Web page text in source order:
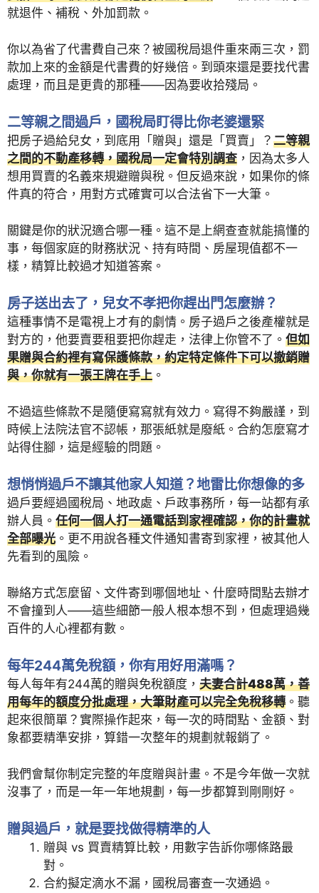
就退件、補稅、外加罰款。
你以為省了代書費自己來？被國稅局退件重來兩三次，罰
款加上來的金額是代書費的好幾倍。到頭來還是要找代書
處理，而且是更貴的那種——因為要收拾殘局。
二等親之間過戶，國稅局盯得比你老婆還緊
把房子過給兒女，到底用「贈與」還是「買賣」？ 二等親
之間的不動產移轉，國稅局一定會特別調查 ，因為太多人
想用買賣的名義來規避贈與稅。但反過來說，如果你的條
件真的符合，用對方式確實可以合法省下一大筆。
關鍵是你的狀況適合哪一種。這不是上網查查就能搞懂的
事，每個家庭的財務狀況、持有時間、房屋現值都不一
樣，精算比較過才知道答案。
房子送出去了，兒女不孝把你趕出門怎麼辦？
這種事情不是電視上才有的劇情。房子過戶之後產權就是
對方的，他要賣要租要把你趕走，法律上你管不了。 但如
果贈與合約裡有寫保護條款，約定特定條件下可以撤銷贈
與，你就有一張王牌在手上 。
不過這些條款不是隨便寫寫就有效力。寫得不夠嚴謹，到
時候上法院法官不認帳，那張紙就是廢紙。合約怎麼寫才
站得住腳，這是經驗的問題。
想悄悄過戶不讓其他家人知道？地雷比你想像的多
過戶要經過國稅局、地政處、戶政事務所，每一站都有承
辦人員。 任何一個人打一通電話到家裡確認，你的計畫就
全部曝光 。更不用說各種文件通知書寄到家裡，被其他人
先看到的風險。
聯絡方式怎麼留、文件寄到哪個地址、什麼時間點去辦才
不會撞到人——這些細節一般人根本想不到，但處理過幾
百件的人心裡都有數。
每年244萬免稅額，你有用好用滿嗎？
每人每年有244萬的贈與免稅額度， 夫妻合計488萬，善
用每年的額度分批處理，大筆財產可以完全免稅移轉 。聽
起來很簡單？實際操作起來，每一次的時間點、金額、對
象都要精準安排，算錯一次整年的規劃就報銷了。
我們會幫你制定完整的年度贈與計畫。不是今年做一次就
沒事了，而是一年一年地規劃，每一步都算到剛剛好。
贈與過戶，就是要找做得精準的人
贈與 vs 買賣精算比較，用數字告訴你哪條路最
對。
合約擬定滴水不漏，國稅局審查一次通過。